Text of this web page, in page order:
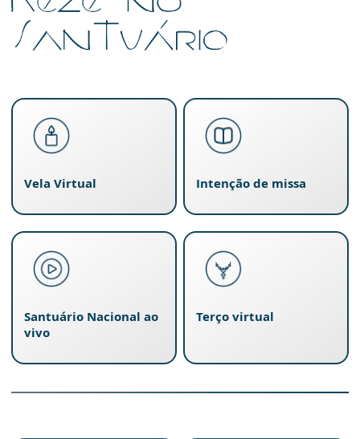
Vela Virtual Intenção de missa
Santuário Nacional ao
vivo
Terço virtual